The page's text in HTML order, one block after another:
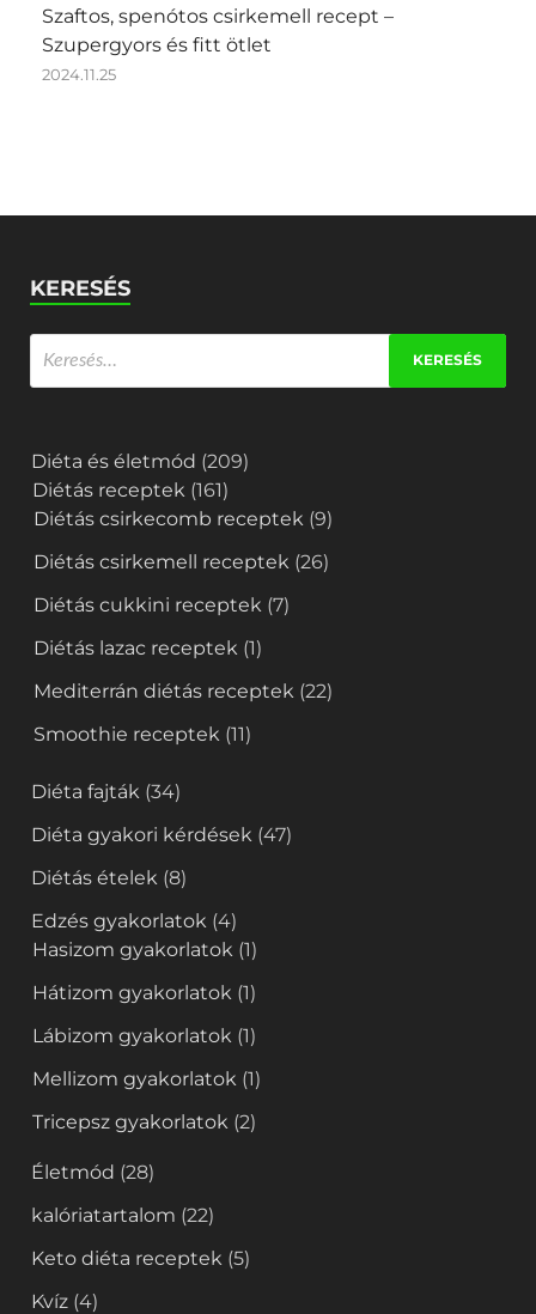
Szaftos, spenótos csirkemell recept –
Szupergyors és fitt ötlet
2024.11.25
KERESÉS
Diéta és életmód (209)
Diétás receptek (161)
Diétás csirkecomb receptek (9)
Diétás csirkemell receptek (26)
Diétás cukkini receptek (7)
Diétás lazac receptek (1)
Mediterrán diétás receptek (22)
Smoothie receptek (11)
Diéta fajták (34)
Diéta gyakori kérdések (47)
Diétás ételek (8)
Edzés gyakorlatok (4)
Hasizom gyakorlatok (1)
Hátizom gyakorlatok (1)
Lábizom gyakorlatok (1)
Mellizom gyakorlatok (1)
Tricepsz gyakorlatok (2)
Életmód (28)
kalóriatartalom (22)
Keto diéta receptek (5)
Kvíz (4)